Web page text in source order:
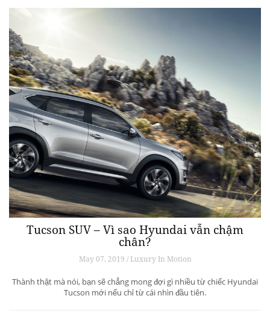
Tucson SUV – Vì sao Hyundai vẫn chậm
chân?
May 07, 2019 / Luxury In Motion
Thành thật mà nói, bạn sẽ chẳng mong đợi gì nhiều từ chiếc Hyundai
Tucson mới nếu chỉ từ cái nhìn đầu tiên.